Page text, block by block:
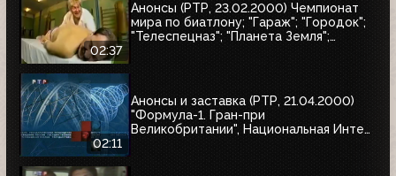
02:37
Анонсы (РТР, 23.02.2000) Чемпионат
мира по биатлону; "Гараж"; "Городок";
"Телеспецназ"; "Планета Земля";
02:11
Анонсы и заставка (РТР, 21.04.2000)
"Формула-1. Гран-при
Великобритании", Национальная Интел